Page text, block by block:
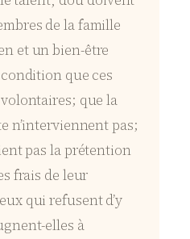
de la famille
et un bien-être
que ces
que la
n’interviennent pas;
pas la prétention
frais de leur
qui refusent d’y
elles à